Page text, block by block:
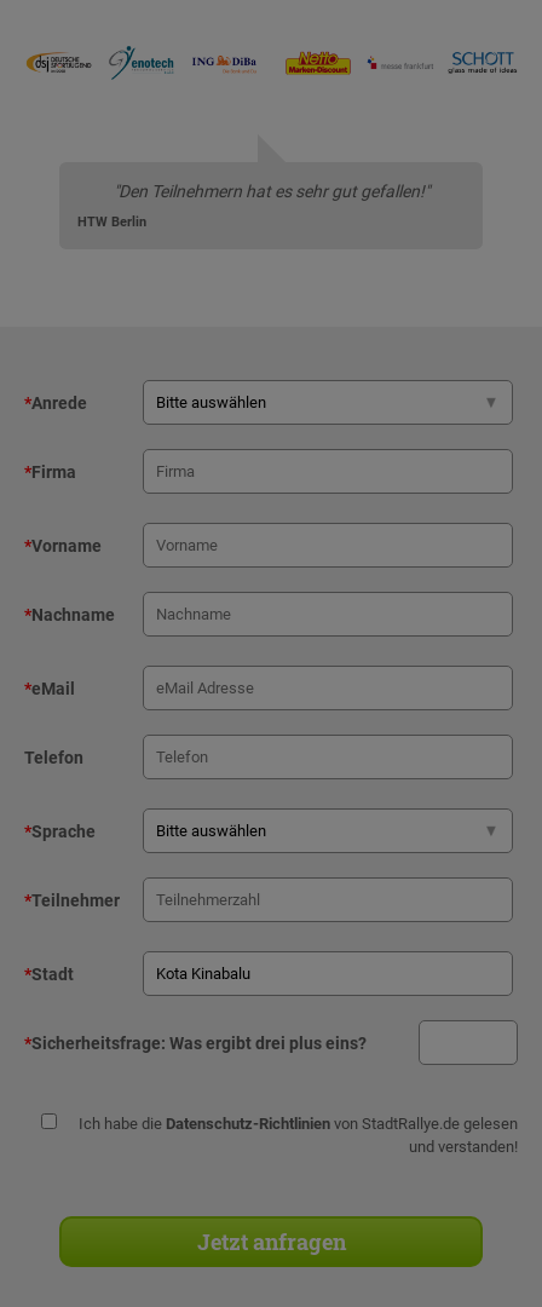
"Den Teilnehmern hat es sehr gut gefallen!"
HTW Berlin
*Anrede
*Firma
*Vorname
*Nachname
*eMail
Telefon
*Sprache
*Teilnehmer
*Stadt
*Sicherheitsfrage: Was ergibt drei plus eins?
Ich habe die Datenschutz-Richtlinien von StadtRallye.de gelesen
und verstanden!